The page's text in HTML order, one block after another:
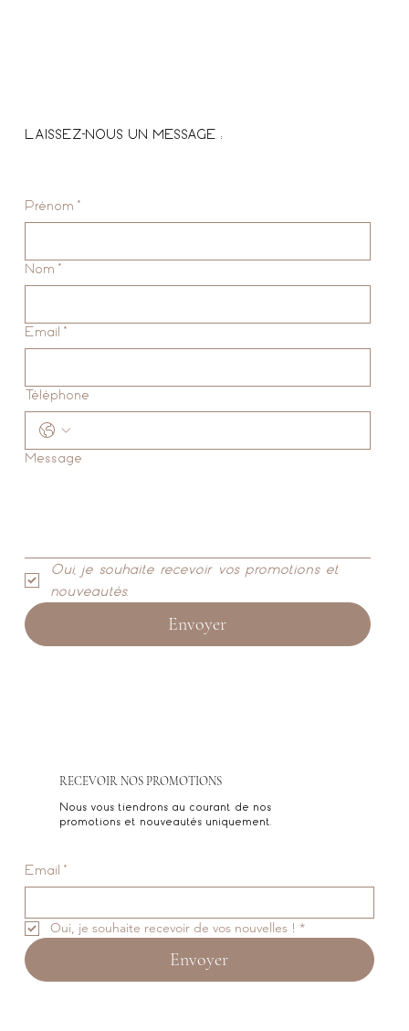
LAISSEZ-NOUS UN MESSAGE :
Prénom *
Nom *
Email *
Téléphone
Message
Oui, je souhaite recevoir vos promotions et
nouveautés.
Envoyer
RECEVOIR NOS PROMOTIONS
Nous vous tiendrons au courant de nos
promotions et nouveautés uniquement.
Email *
Oui, je souhaite recevoir de vos nouvelles ! *
Envoyer